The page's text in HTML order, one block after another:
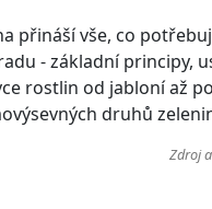
přináší vše, co
- základní principy,
rostlin od jabloní až
druhů
Zdroj